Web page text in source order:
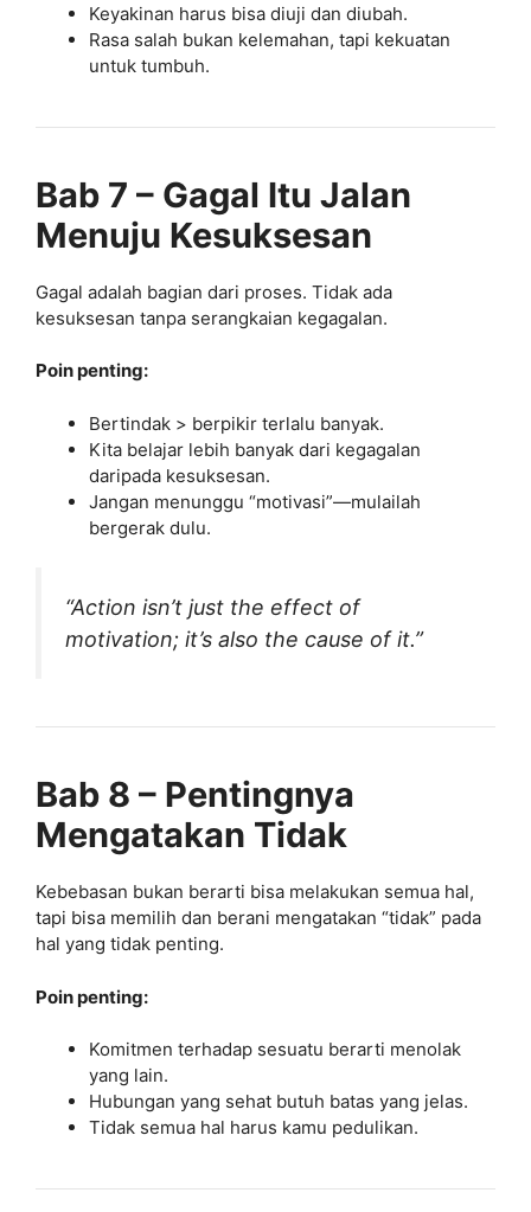
Keyakinan harus bisa diuji dan diubah.
Rasa salah bukan kelemahan, tapi kekuatan
untuk tumbuh.
Bab 7 – Gagal Itu Jalan
Menuju Kesuksesan
Gagal adalah bagian dari proses. Tidak ada
kesuksesan tanpa serangkaian kegagalan.
Poin penting:
Bertindak > berpikir terlalu banyak.
Kita belajar lebih banyak dari kegagalan
daripada kesuksesan.
Jangan menunggu “motivasi”—mulailah
bergerak dulu.
“Action isn’t just the effect of
motivation; it’s also the cause of it.”
Bab 8 – Pentingnya
Mengatakan Tidak
Kebebasan bukan berarti bisa melakukan semua hal,
tapi bisa memilih dan berani mengatakan “tidak” pada
hal yang tidak penting.
Poin penting:
Komitmen terhadap sesuatu berarti menolak
yang lain.
Hubungan yang sehat butuh batas yang jelas.
Tidak semua hal harus kamu pedulikan.